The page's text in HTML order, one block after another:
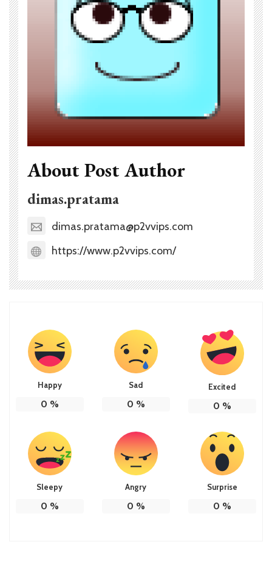
About Post Author
dimas.pratama
dimas.pratama@p2vvips.com
https://www.p2vvips.com/
Happy
0 %
Sad
0 %
Excited
0 %
Sleepy
0 %
Angry
0 %
Surprise
0 %